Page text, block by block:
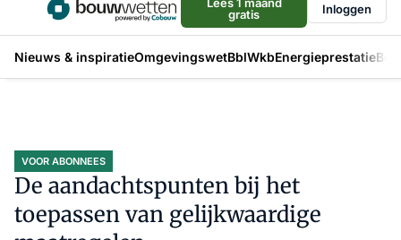
gratis
Inloggen
Nieuws & inspiratieOmgevingswetBblWkbEnergieprestatie
VOOR ABONNEES
De aandachtspunten bij het
toepassen van gelijkwaardige